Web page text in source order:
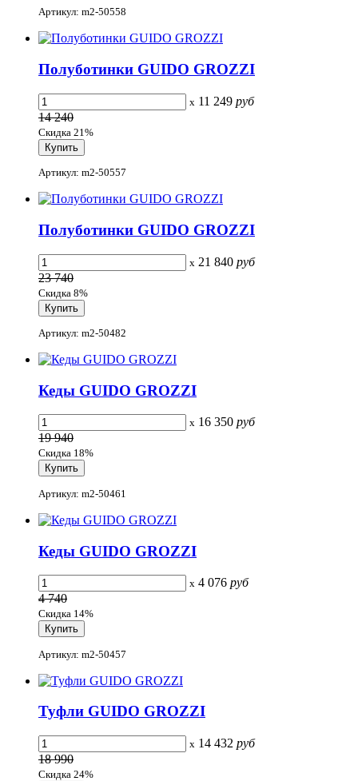
Артикул: m2-50558
Полуботинки GUIDO GROZZI
x 11 249 руб
14 240
Скидка 21%
Артикул: m2-50557
Полуботинки GUIDO GROZZI
x 21 840 руб
23 740
Скидка 8%
Артикул: m2-50482
Кеды GUIDO GROZZI
x 16 350 руб
19 940
Скидка 18%
Артикул: m2-50461
Кеды GUIDO GROZZI
x 4 076 руб
4 740
Скидка 14%
Артикул: m2-50457
Туфли GUIDO GROZZI
x 14 432 руб
18 990
Скидка 24%